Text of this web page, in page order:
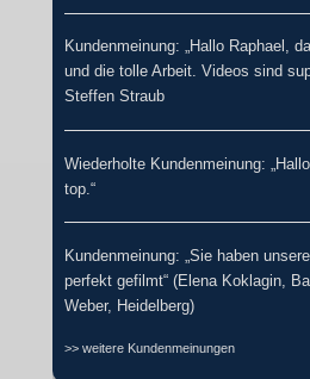
Kundenmeinung: „Hallo Raphael,
und die tolle Arbeit. Videos sind
Steffen Straub
Wiederholte Kundenmeinung:
top.“
Kundenmeinung: „Sie haben
perfekt gefilmt“ (Elena Koklagin,
Weber, Heidelberg)
>> weitere Kundenmeinungen